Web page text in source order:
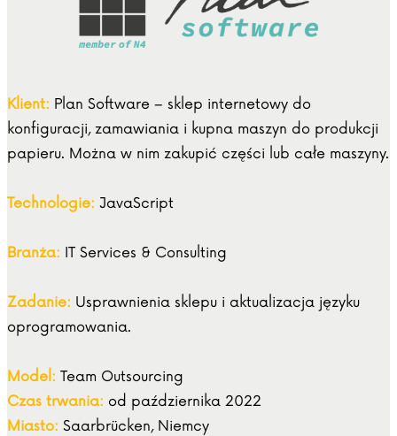
Klient: Plan Software – sklep internetowy do
konfiguracji, zamawiania i kupna maszyn do produkcji
papieru. Można w nim zakupić części lub całe maszyny.
Technologie: JavaScript
Branża: IT Services & Consulting
Zadanie: Usprawnienia sklepu i aktualizacja języku
oprogramowania.
Model: Team Outsourcing
Czas trwania: od października 2022
Miasto: Saarbrücken, Niemcy